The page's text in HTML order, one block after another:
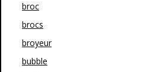
broc
brocs
broyeur
bubble